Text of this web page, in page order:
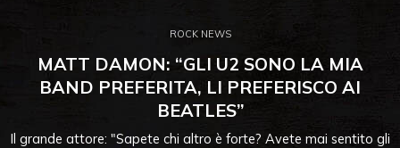
ROCK NEWS
MATT DAMON: “GLI U2 SONO LA MIA
BAND PREFERITA, LI PREFERISCO AI
BEATLES”
Il grande attore: "Sapete chi altro è forte? Avete mai sentito gli